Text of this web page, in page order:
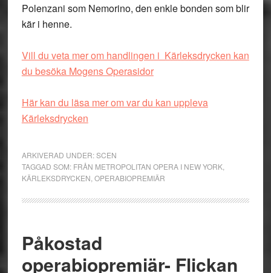
Polenzani som Nemorino, den enkle bonden som blir
kär i henne.
Vill du veta mer om handlingen i Kärleksdrycken kan
du besöka Mogens Operasidor
Här kan du läsa mer om var du kan uppleva
Kärleksdrycken
ARKIVERAD UNDER:SCEN
TAGGAD SOM: FRÅN METROPOLITAN OPERA I NEW YORK,
KÄRLEKSDRYCKEN OPERABIOPREMIÄR
Påkostad
operabiopremiär- Flickan